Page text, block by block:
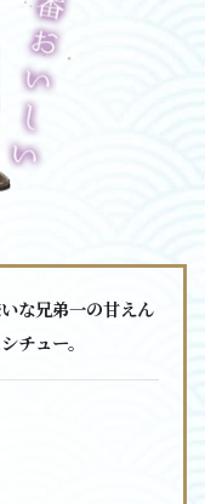
な兄弟一の甘えん
チュー。